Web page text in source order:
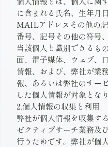
に含まれる氏名、生年月
MAILアドレスその他の
番号、記号その他の符号
当該個人と識別できるも
面、電子媒体、ウェブ、
情報、および、弊社が業
報、あるいは弊社のサー
した個人情報が対象とな
2.個人情報の収集と利用
弊社が個人情報を収集す
ゼクティブサーチ業務及
行うためです。弊社が個